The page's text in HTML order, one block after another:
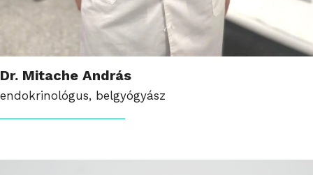
Dr. Mitache András
endokrinológus, belgyógyász